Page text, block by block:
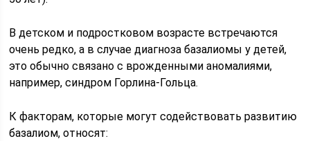
В детском и подростковом возрасте встречаются
очень редко, а в случае диагноза базалиомы у детей,
это обычно связано с врожденными аномалиями,
например, синдром Горлина-Гольца.
К факторам, которые могут содействовать развитию
базалиом, относят: